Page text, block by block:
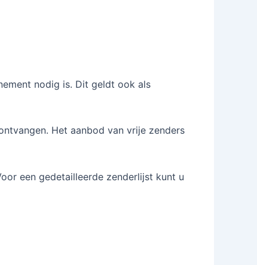
nodig is. Dit geldt ook als
Het aanbod van vrije zenders
een gedetailleerde zenderlijst kunt u